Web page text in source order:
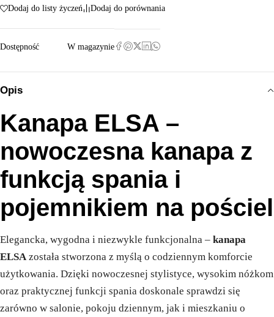
Dodaj do listy życzeń Dodaj do porównania
Dostępność W magazynie
Opis
Kanapa ELSA –
nowoczesna kanapa z
funkcją spania i
pojemnikiem na pościel
Elegancka, wygodna i niezwykle funkcjonalna – kanapa
ELSA została stworzona z myślą o codziennym komforcie
użytkowania. Dzięki nowoczesnej stylistyce, wysokim nóżkom
oraz praktycznej funkcji spania doskonale sprawdzi się
zarówno w salonie, pokoju dziennym, jak i mieszkaniu o